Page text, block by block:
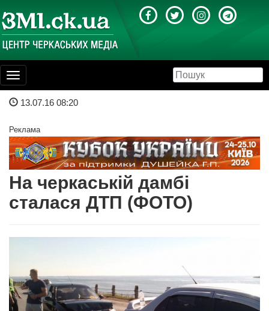
Toggle
navigation
13.07.16 08:20
Реклама
На черкаській дамбі
сталася ДТП (ФОТО)